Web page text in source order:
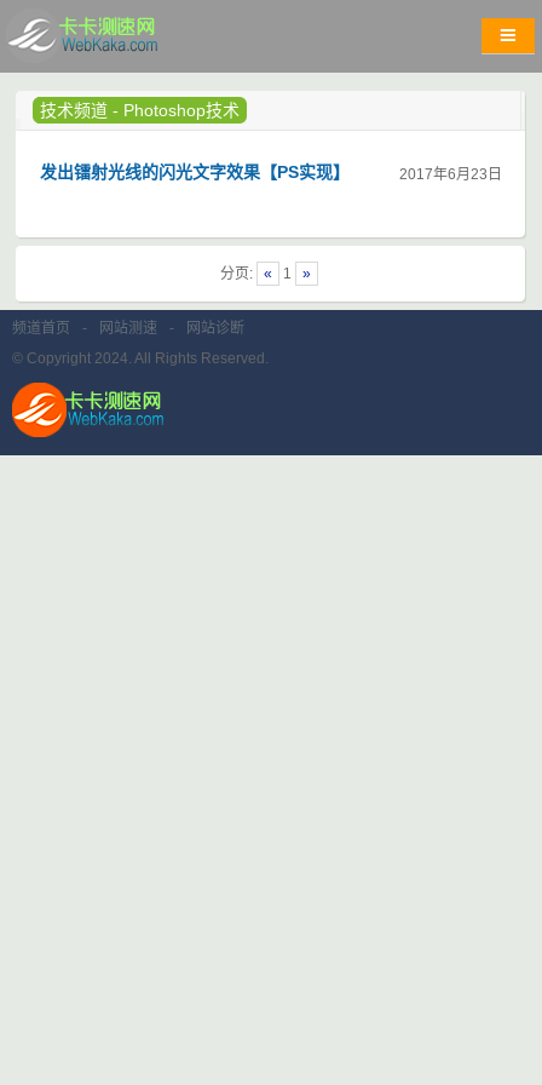
技术频道 - Photoshop技术
2017年6月23日
发出镭射光线的闪光文字效果【PS实现】
分页: « 1 »
频道首页 - 网站测速 -
网站诊断
© Copyright 2024. All Rights Reserved.